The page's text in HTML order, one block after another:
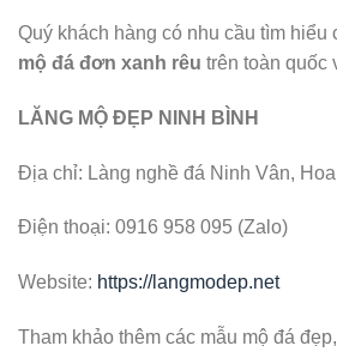
Quý khách hàng có nhu cầu tìm hiểu
mộ đá đơn xanh rêu trên toàn quốc
LĂNG MỘ ĐẸP NINH BÌNH
Địa chỉ: Làng nghề đá Ninh Vân,
Điện thoại: 0916 958 095 (Zalo)
Website: https://langmodep.net
Tham khảo thêm các mẫu mộ đá